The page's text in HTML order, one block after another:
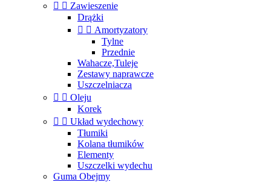
  Zawieszenie
Drążki
  Amortyzatory
Tylne
Przednie
Wahacze,Tuleje
Zestawy naprawcze
Uszczelniacza
  Oleju
Korek
  Układ wydechowy
Tłumiki
Kolana tłumików
Elementy
Uszczelki wydechu
Guma Obejmy